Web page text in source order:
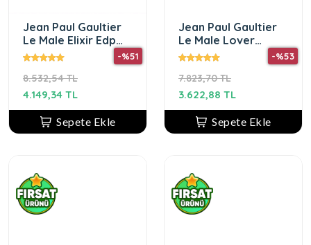
Jean Paul Gaultier
Le Male Elixir Edp
125 Erkek Parfümü
8.532,54 TL
-%51
4.149,34 TL
Sepete Ekle
Jean Paul Gaultier
Le Male Lover
125ML EDP For Men
7.823,70 TL
-%53
3.622,88 TL
Sepete Ekle